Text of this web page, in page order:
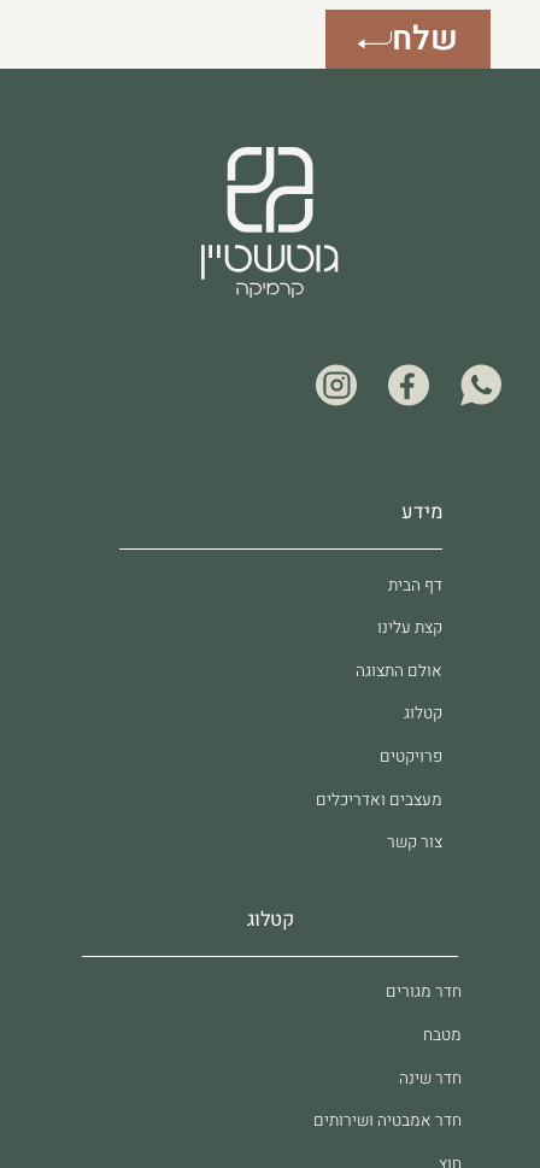
שלח
מידע
דף הבית
קצת עלינו
אולם התצוגה
קטלוג
פרויקטים
מעצבים ואדריכלים
צור קשר
קטלוג
חדר מגורים
מטבח
חדר שינה
חדר אמבטיה ושירותים